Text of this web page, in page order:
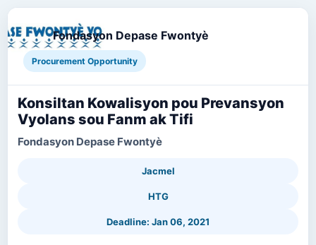
Fondasyon Depase Fwontyè
Procurement Opportunity
Konsiltan Kowalisyon pou Prevansyon
Vyolans sou Fanm ak Tifi
Fondasyon Depase Fwontyè
Jacmel
HTG
Deadline: Jan 06, 2021